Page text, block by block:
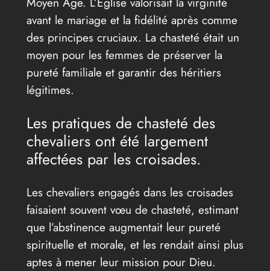
avant le mariage et la fidélité après comme
des principes cruciaux. La chasteté était un
moyen pour les femmes de préserver la
pureté familiale et garantir des héritiers
légitimes.
Les pratiques de chasteté des
chevaliers ont été largement
affectées par les croisades.
Les chevaliers engagés dans les croisades
faisaient souvent vœu de chasteté, estimant
que l’abstinence augmentait leur pureté
spirituelle et morale, et les rendait ainsi plus
aptes à mener leur mission pour Dieu.